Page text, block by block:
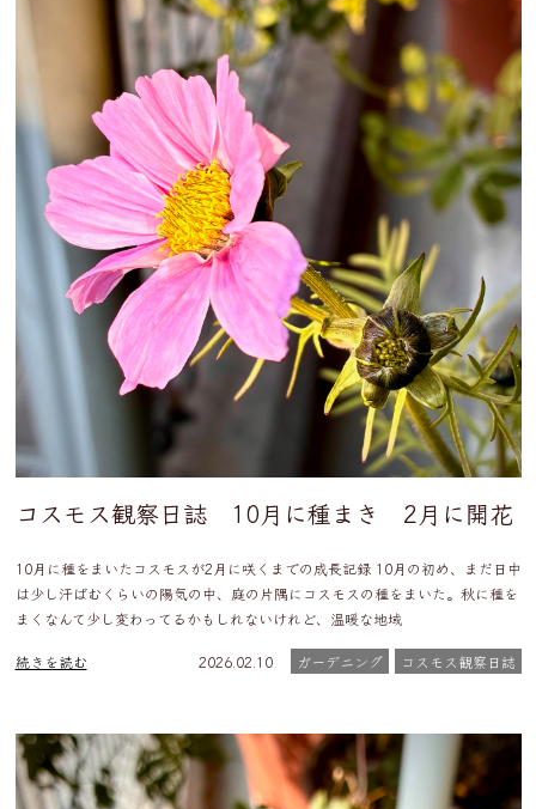
コスモス観察日誌 10月に種まき 2月に開花
10月に種をまいたコスモスが2月に咲くまでの成長記録 10月の初め、まだ日中
は少し汗ばむくらいの陽気の中、庭の片隅にコスモスの種をまいた。秋に種を
まくなんて少し変わってるかもしれないけれど、温暖な地域
続きを読む 2026.02.10 ガーデニング コスモス観察日誌